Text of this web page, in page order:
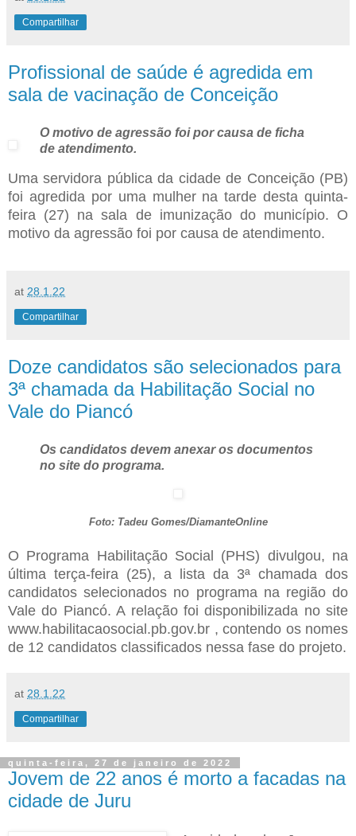
Compartilhar
Profissional de saúde é agredida em
sala de vacinação de Conceição
O motivo de agressão foi por causa de ficha
de atendimento.
Uma servidora pública da cidade de Conceição (PB)
foi agredida por uma mulher na tarde desta quinta-
feira (27) na sala de imunização do município. O
motivo da agressão foi por causa de atendimento.
at 28.1.22
Compartilhar
Doze candidatos são selecionados para
3ª chamada da Habilitação Social no
Vale do Piancó
Os candidatos devem anexar os documentos
no site do programa.
Foto: Tadeu Gomes/DiamanteOnline
O Programa Habilitação Social (PHS) divulgou, na
última terça-feira (25), a lista da 3ª chamada dos
candidatos selecionados no programa na região do
Vale do Piancó. A relação foi disponibilizada no site
www.habilitacaosocial.pb.gov.br , contendo os nomes
de 12 candidatos classificados nessa fase do projeto.
at 28.1.22
Compartilhar
quinta-feira, 27 de janeiro de 2022
Jovem de 22 anos é morto a facadas na
cidade de Juru